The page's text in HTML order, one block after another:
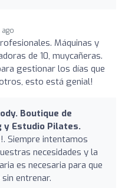
Máquinas y
de 10, muycañeras.
gestionar los días que
esto está genial!
Boutique de
y Estudio Pilates.
Siempre intentamos
necesidades y la
es necesaria para que
entrenar.